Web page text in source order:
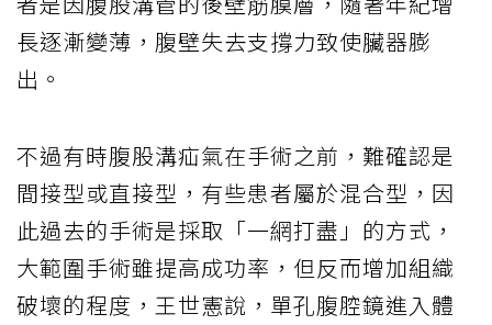
長逐漸變薄，腹壁失去支撐力致使臟器膨
出。
不過有時腹股溝疝氣在手術之前，難確認是
間接型或直接型，有些患者屬於混合型，因
此過去的手術是採取「一網打盡」的方式，
大範圍手術雖提高成功率，但反而增加組織
破壞的程度，王世憲說，單孔腹腔鏡進入體